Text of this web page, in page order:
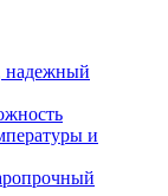
надежный
и